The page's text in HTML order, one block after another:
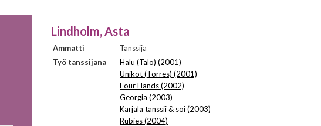
Lindholm, Asta
Ammatti
Tanssija
Työ tanssijana
Halu (Talo) (2001)
Unikot (Torres) (2001)
Four Hands (2002)
Georgia (2003)
Karjala tanssii & soi (2003)
Rubies (2004)